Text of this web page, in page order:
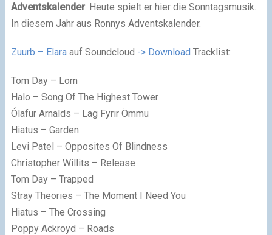
Adventskalender. Heute spielt er hier die Sonntagsmusik.
In diesem Jahr aus Ronnys Adventskalender.
Zuurb – Elaraauf Soundcloud -> Download Tracklist:
Tom Day – Lorn
Halo – Song Of The Highest Tower
Ólafur Arnalds – Lag Fyrir Ömmu
Hiatus – Garden
Levi Patel – Opposites Of Blindness
Christopher Willits – Release
Tom Day – Trapped
Stray Theories – The Moment I Need You
Hiatus – The Crossing
Poppy Ackroyd – Roads